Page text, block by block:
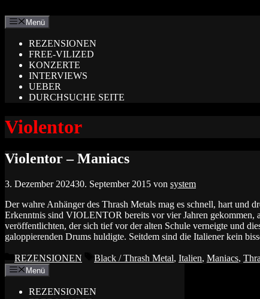
Inhalt
springen
Menü
REZENSIONEN
FREE-VILIZED
KONZERTE
INTERVIEWS
UEBER
DURCHSUCHE SEITE
Violentor
Violentor – Maniacs
3. Dezember 202430. September 2015 von system
Der wahre Anhänger des Thrash Metals mag es schnell, hart und
Erkenntnis sind VIOLENTOR bereits vor vier Jahren gekommen,
veröffentlichten, der sich tief vor der alten Schule verneigte und
galoppierenden Drums huldigte. Seitdem sind die Italiener kein
Kategorien
REZENSIONEN Schlagwörter
Black / Thrash Metal, Italien, Maniacs,
Menü
REZENSIONEN